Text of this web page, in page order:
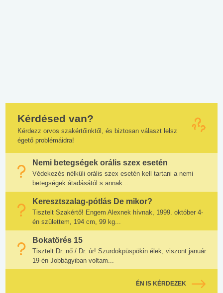
Kérdésed van?
Kérdezz orvos szakértőinktől, és biztosan választ lelsz
égető problémáidra!
Nemi betegségek orális szex esetén
Védekezés nélküli orális szex esetén kell tartani a nemi
betegségek átadásától s annak...
Keresztszalag-pótlás De mikor?
Tisztelt Szakértő! Engem Alexnek hívnak, 1999. október 4-
én születtem, 194 cm, 99 kg...
Bokatörés 15
Tisztelt Dr. nő / Dr. úr! Szurdokpüspökin élek, viszont január
19-én Jobbágyiban voltam...
ÉN IS KÉRDEZEK